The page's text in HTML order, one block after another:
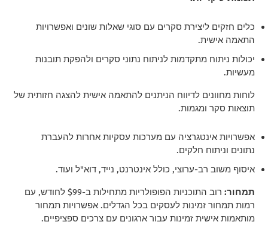
כלים חזקים ליצירת סקרים עם סוגי שאלות שונים ואפשרויות
התאמה אישית.
יכולות ניתוח מתקדמות לניתוח נתוני סקרים ולהפקת תובנות
מעשיות.
לוחות מחוונים לדיווח הניתנים להתאמה אישית להצגה חזותית של
תוצאות סקר ומגמות.
אפשרויות אינטגרציה עם מערכות עסקיות אחרות להעברת
נתונים וניתוח חלקים.
איסוף משוב רב-ערוצי, כולל אינטרנט, נייד, דוא"ל ועוד.
תמחור:
רוב התוכניות הפופולריות מתחילות ב-$99 לחודש, עם
רמות תמחור זמינות לעסקים בכל הגדלים. אפשרויות תמחור
מותאמות אישית זמינות עבור ארגונים עם צרכים ספציפיים.